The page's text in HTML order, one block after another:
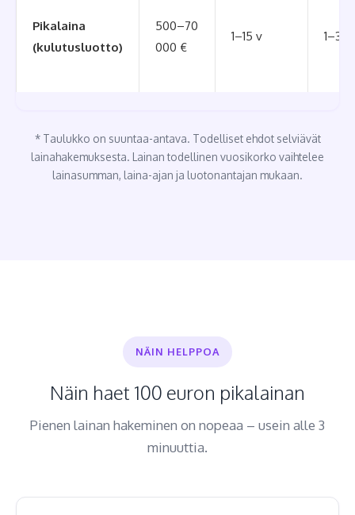
Pikalaina
(kulutusluotto)
500–70
000 €
1–15 v 1–3
* Taulukko on suuntaa-antava. Todelliset ehdot selviävät
lainahakemuksesta. Lainan todellinen vuosikorko vaihtelee
lainasumman, laina-ajan ja luotonantajan mukaan.
NÄIN HELPPOA
Näin haet 100 euron pikalainan
Pienen lainan hakeminen on nopeaa – usein alle 3
minuuttia.